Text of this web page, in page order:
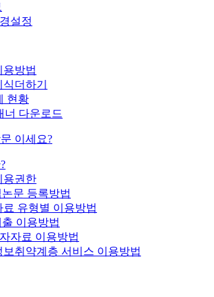
설정
용방법
더하기
현황
너 다운로드
이세요?
용권한
문 등록방법
료 유형별 이용방법
이용방법
자료 이용방법
보취약계층 서비스 이용방법